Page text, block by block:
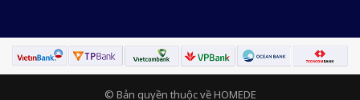
© Bản quyền thuộc về HOMEDE